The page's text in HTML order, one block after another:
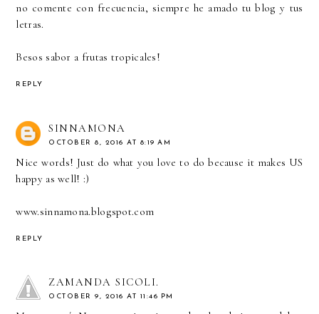
no comente con frecuencia, siempre he amado tu blog y tus
letras.
Besos sabor a frutas tropicales!
REPLY
SINNAMONA
OCTOBER 8, 2016 AT 8:19 AM
Nice words! Just do what you love to do because it makes US
happy as well! :)
www.sinnamona.blogspot.com
REPLY
ZAMANDA SICOLI.
OCTOBER 9, 2016 AT 11:46 PM